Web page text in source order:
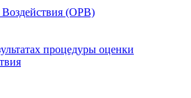
(ОРВ)
процедуры оценки